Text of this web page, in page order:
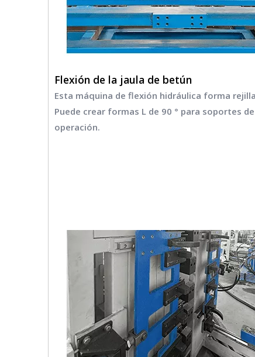
Flexión de la jaula de betún
Esta máquina de flexión hidráulica forma
Puede crear formas L de 90 ° para soportes
operación.